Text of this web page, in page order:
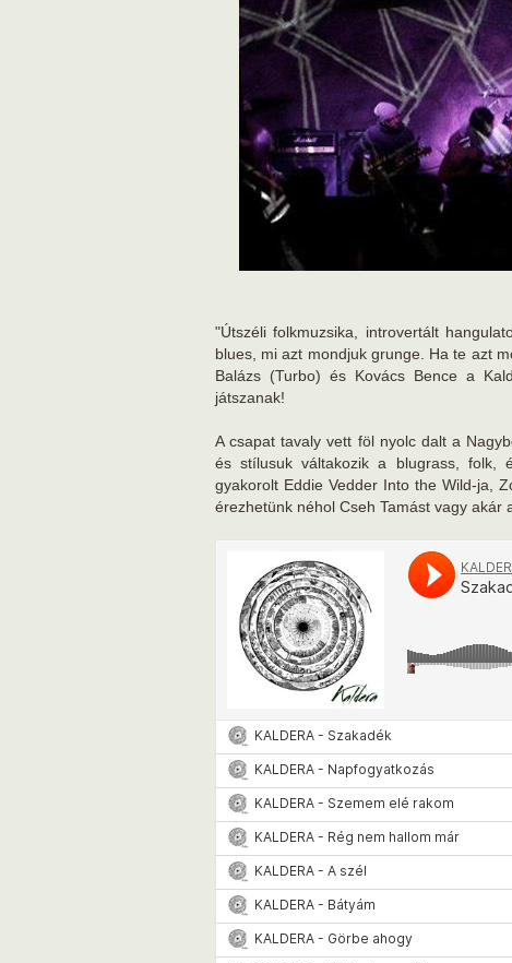
"Útszéli folkmuzsika, introvertált
blues, mi azt mondjuk grunge. Ha te azt
Balázs (Turbo) és Kovács Bence a
játszanak!
A csapat tavaly vett föl nyolc dalt a
és stílusuk váltakozik a blugrass, folk,
gyakorolt Eddie Vedder Into the Wild-ja,
érezhetünk néhol Cseh Tamást vagy akár